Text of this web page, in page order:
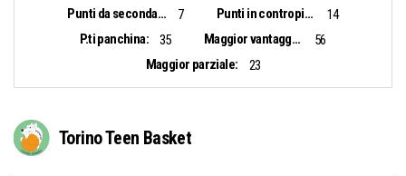
Punti da seconda opportunità:
7 Punti in contropiede:
14
P.ti panchina:
35 Maggior vantaggio:
56
Maggior parziale:
23
Torino Teen Basket